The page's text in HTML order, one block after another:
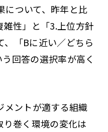
について、昨年と比
性」と「3.上位方針
、「Bに近い／どちら
回答の選択率が高く
メントが適する組織
巻く環境の変化は